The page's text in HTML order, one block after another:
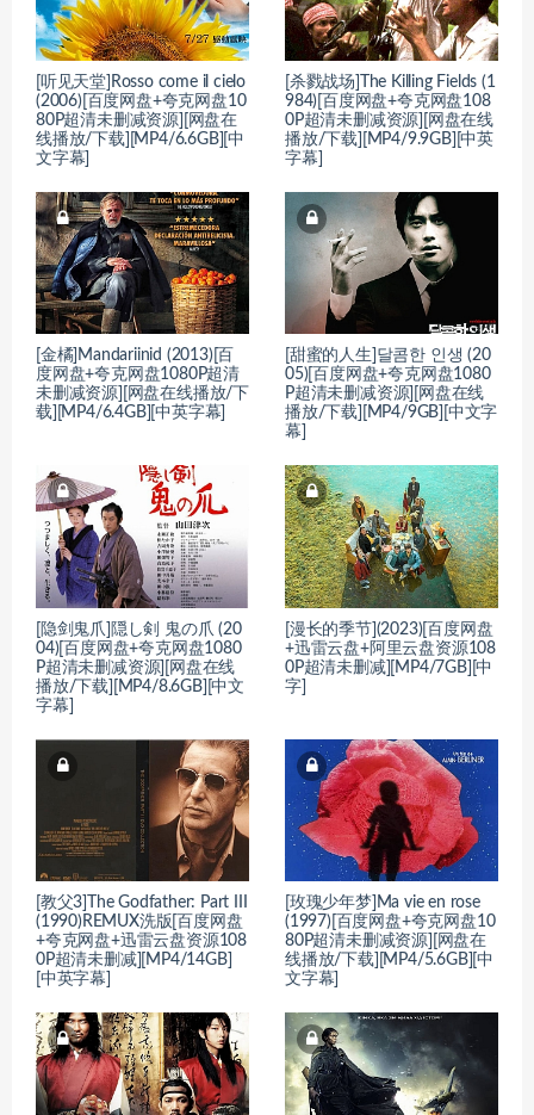
[听见天堂]Rosso come il cielo
(2006)[百度网盘+夸克网盘10
80P超清未删减资源][网盘在
线播放/下载][MP4/6.6GB][中
文字幕]
[杀戮战场]The Killing Fields (1
984)[百度网盘+夸克网盘108
0P超清未删减资源][网盘在线
播放/下载][MP4/9.9GB][中英
字幕]
[金橘]Mandariinid (2013)[百
度网盘+夸克网盘1080P超清
未删减资源][网盘在线播放/下
载][MP4/6.4GB][中英字幕]
[甜蜜的人生]달콤한 인생 (20
05)[百度网盘+夸克网盘1080
P超清未删减资源][网盘在线
播放/下载][MP4/9GB][中文字
幕]
[隐剑鬼爪]隠し剣 鬼の爪 (20
04)[百度网盘+夸克网盘1080
P超清未删减资源][网盘在线
播放/下载][MP4/8.6GB][中文
字幕]
[漫长的季节](2023)[百度网盘
+迅雷云盘+阿里云盘资源108
0P超清未删减][MP4/7GB][中
字]
[教父3]The Godfather: Part III
(1990)REMUX洗版[百度网盘
+夸克网盘+迅雷云盘资源108
0P超清未删减][MP4/14GB]
[中英字幕]
[玫瑰少年梦]Ma vie en rose
(1997)[百度网盘+夸克网盘10
80P超清未删减资源][网盘在
线播放/下载][MP4/5.6GB][中
文字幕]